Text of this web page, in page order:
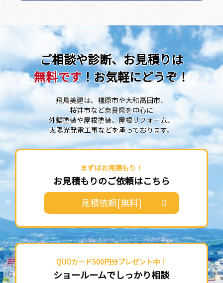
ご相談や診断、お見積りは
無料です！お気軽にどうぞ！
飛鳥美建は、橿原市や大和高田市、
桜井市など奈良県を中心に
外壁塗装や屋根塗装、屋根リフォーム、
太陽光発電工事などを承っております。
まずはお見積もり！
お見積もりのご依頼はこちら
見積依頼[無料]
QUOカード500円分プレゼント中！
ショールームでしっかり相談